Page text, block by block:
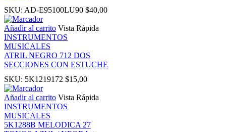
SKU: AD-E95100LU90 $40,00
Añadir al carrito Vista Rápida
INSTRUMENTOS
MUSICALES
ATRIL NEGRO 712 DOS
SECCIONES CON ESTUCHE
SKU: 5K1219172 $15,00
Añadir al carrito Vista Rápida
INSTRUMENTOS
MUSICALES
5K1288B MELODICA 27